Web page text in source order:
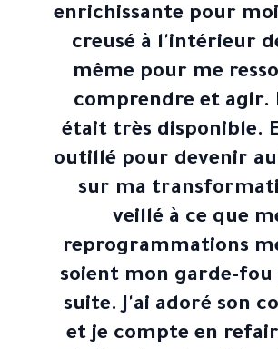
enrichissante pour
creusé à l'intérieur
même pour me
comprendre et agir.
était très disponible.
outillé pour devenir
sur ma
veillé à ce que
reprogrammations
soient mon garde-fou
suite. J'ai adoré son
et je compte en